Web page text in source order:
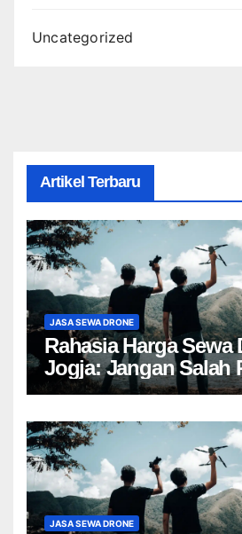
Uncategorized
Artikel Terbaru
JASA SEWA DRONE
Rahasia Harga Sewa
Jogja: Jangan Salah
JASA SEWA DRONE